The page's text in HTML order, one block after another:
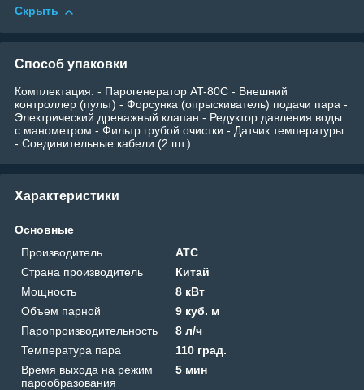
Скрыть
Способ упаковки
Комплектация: - Парогенератор AT-80C - Внешний
контроллер (пульт) - Форсунка (опрыскиватель) подачи пара -
Электрический дренажный клапан - Редуктор давления воды
с манометром - Фильтр грубой очистки - Датчик температуры
- Соединительные кабели (2 шт.)
Характеристики
Основные
Производитель
ATC
Страна производитель
Китай
Мощность
8 кВт
Объем парной
9 куб. м
Паропроизводительность
8 л/ч
Температура пара
110 град.
Время выхода на режим
парообразования
5 мин